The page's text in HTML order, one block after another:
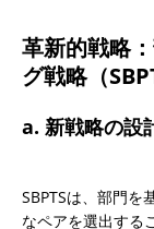
革新的戦略
グ戦略（
a. 新戦略の設
SBPTSは、部門を
なペアを選出する